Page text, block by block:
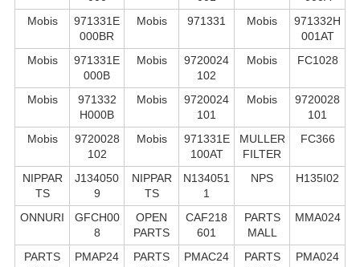
Mobis
971331E
000BR
Mobis 971331 Mobis
971332H
001AT
Mobis
971331E
000B
Mobis
9720024
102
Mobis FC1028
Mobis
971332
H000B
Mobis
9720024
101
Mobis
9720028
101
Mobis
9720028
102
Mobis
971331E
100AT
MULLER
FILTER
FC366
NIPPAR
TS
J134050
9
NIPPAR
TS
N134051
1
NPS H135I02
ONNURI
GFCH00
8
OPEN
PARTS
CAF218
601
PARTS
MALL
MMA024
PARTS
PMAP24
PARTS
PMAC24
PARTS
PMA024